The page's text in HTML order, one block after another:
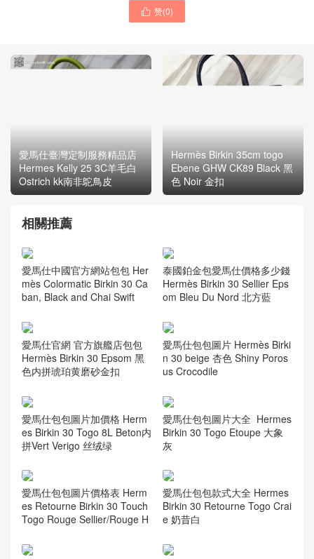
 赞(0)
愛馬仕臺灣定制服務精品店
Hermes Kelly 25 3C羊毛白
Ostrich kk南非鴕鳥皮
Hermès Birkin 35cm togo
Ebene GHW CK89 Black 黑
色 Noir 金扣
相關推薦
愛馬仕中國官方網站包包 Her
mès Colormatic Birkin 30 Ca
ban, Black and Chai Swift
泰國鉑金包愛馬仕價格多少錢
Hermès Birkin 30 Sellier Eps
om Bleu Du Nord 北方藍
愛馬仕官網 官方旗艦店包包
Hermès Birkin 30 Epsom 黑
色内拼琥珀黄磨砂金扣
愛馬仕包包圖片 Hermès Birki
n 30 beige 杏色 Shiny Poros
us Crocodile
愛馬仕包包圖片加價格 Herm
es Birkin 30 Togo 8L Beton内
拼Vert Verigo 丝绒绿
愛馬仕包包圖片大全 Hermes
Birkin 30 Togo Etoupe 大象
灰
愛馬仕包包圖片價格表 Herm
es Retourne Birkin 30 Touch
Togo Rouge Sellier/Rouge H
愛馬仕包包款式大全 Hermes
Birkin 30 Retourne Togo Crai
e 奶昔白